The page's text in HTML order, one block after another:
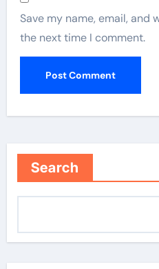
Save my name, email,
the next time I comment.
Search